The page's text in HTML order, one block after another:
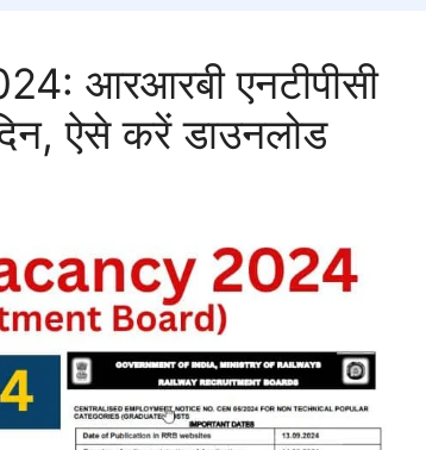
आरआरबी एनटीपीसी
ऐसे करें डाउनलोड